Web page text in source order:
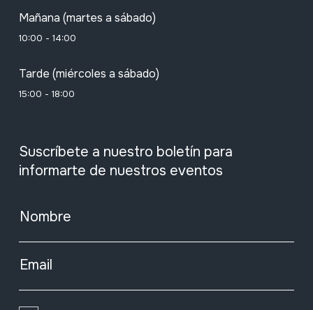
Mañana (martes a sábado)
10:00 - 14:00
Tarde (miércoles a sábado)
15:00 - 18:00
Suscríbete a nuestro boletín para
informarte de nuestros eventos
Nombre
Email